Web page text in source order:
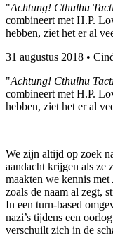
"Achtung! Cthulhu
combineert met H.P.
hebben, ziet het er al
31 augustus 2018 •
"Achtung! Cthulhu
combineert met H.P.
hebben, ziet het er al
We zijn altijd op zoek
aandacht krijgen als ze
maakten we kennis met
zoals de naam al zegt,
In een turn-based
nazi’s tijdens een
verschuilt zich in de